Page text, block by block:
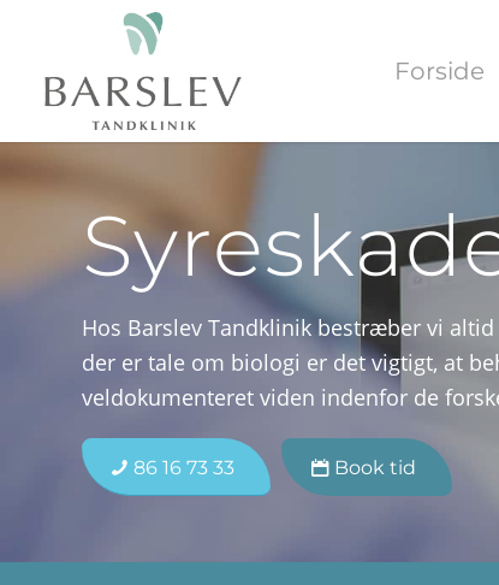
Forside
Hos Barslev Tandklinik bestræber vi
der er tale om biologi er det vigtigt, at
veldokumenteret viden indenfor de
86 16 73 33 Book tid